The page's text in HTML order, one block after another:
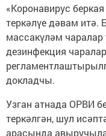
«Коронавирус
теркәлүе дәвам итә.
массакүләм
дезинфекция
докладчы.
Узган атнада ОРВИ
теркәлгән, шул
арасында